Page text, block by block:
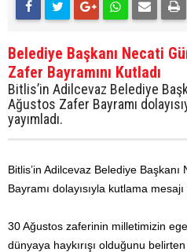
Belediye Başkanı Necati
Zafer Bayramını Kutladı
Bitlis’in Adilcevaz Belediye
Ağustos Zafer Bayramı
yayımladı.
Bitlis’in Adilcevaz Belediye
Bayramı dolayısıyla kutlama mesajı
30 Ağustos zaferinin milletimizin
dünyaya haykırışı olduğunu